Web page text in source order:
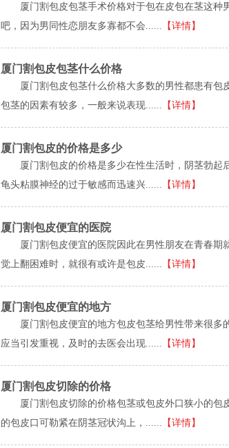
厦门割包皮包茎手术价格对于包在皮包在茎这
吧，因为男同性恋朋友多寡都不会......
【详情】
厦门割包皮包茎什么价格
厦门割包皮包茎什么价格大多数的男性都患有
包茎的因素有较多，一般来说表现......
【详情】
厦门割包皮的价格是多少
厦门割包皮的价格是多少在性生活时，阴茎勃
龟头粘膜神经的过于敏感而迅速兴......
【详情】
厦门割包皮便宜的医院
厦门割包皮便宜的医院因此在男性朋友在青春
觉上翻困难时，就很有或许是包皮......
【详情】
厦门割包皮便宜的地方
厦门割包皮便宜的地方包皮包茎给男性带来很
应当引发重视，及时的去医会出现......
【详情】
厦门割包皮切除的价格
厦门割包皮切除的价格包茎或包皮外口狭小的
的包皮口可勒紧在阴茎冠状沟上，......
【详情】